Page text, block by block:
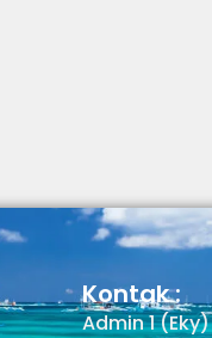
Kontak :
Admin 1 (Eky)